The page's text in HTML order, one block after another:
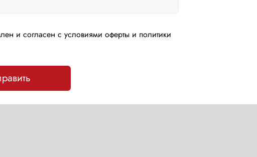
и согласен с условиями оферты и политики